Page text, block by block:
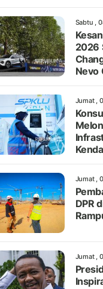
Sabtu ,
2026
Nevo
Jumat ,
Jumat ,
DPR
Jumat ,